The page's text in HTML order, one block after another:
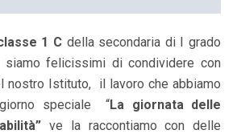
1 C della secondaria di I grado
siamo felicissimi di condividere con
nostro Istituto, il lavoro che abbiamo
speciale “La giornata delle
ve la raccontiamo con delle